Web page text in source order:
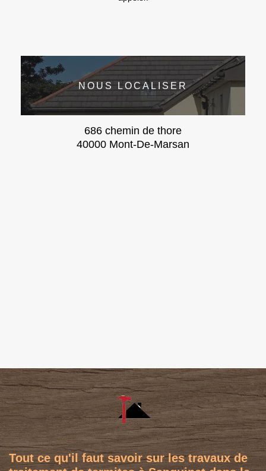
NOUS LOCALISER
686 chemin de thore
40000 Mont-De-Marsan
Tout ce qu'il faut savoir sur les travaux de